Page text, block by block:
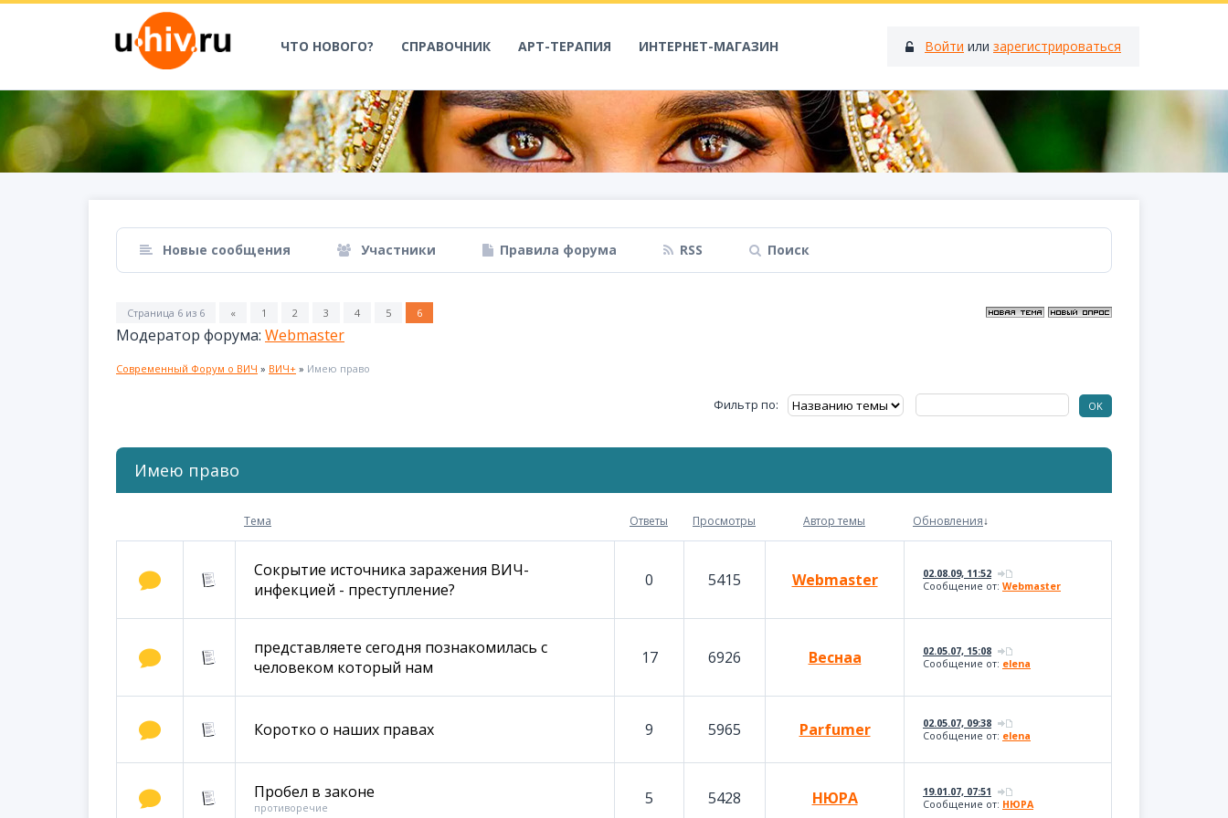
Войти или зарегистрироваться
ЧТО НОВОГО? СПРАВОЧНИК АРТ-ТЕРАПИЯ ИНТЕРНЕТ-МАГАЗИН
Новые сообщения Участники Правила форума RSS Поиск
Страница 6 из 6 « 1 2 3 4 5 6
Модератор форума: Webmaster
Современный Форум о ВИЧ » ВИЧ+ » Имею право
Фильтр по:
Имею право
Тема Ответы Просмотры Автор темы Обновления↓
Cокрытие источника заражения ВИЧ-
инфекцией - преступление?
0 5415 Webmaster
02.08.09, 11:52
Сообщение от: Webmaster
представляете сегодня познакомилась с
человеком который нам
17 6926 Веснаa
02.05.07, 15:08
Сообщение от: elena
Коротко о наших правах 9 5965 Parfumer
02.05.07, 09:38
Сообщение от: elena
Пробел в законе
противоречие 5 5428 НЮРА
19.01.07, 07:51
Сообщение от: НЮРА